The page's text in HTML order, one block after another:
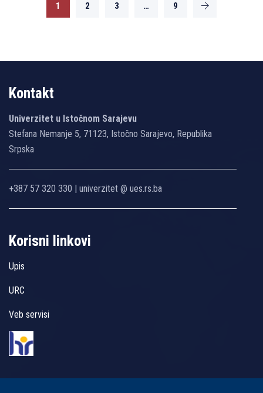
1 2 3 … 9
Kontakt
Univerzitet u Istočnom Sarajevu
Stefana Nemanje 5, 71123, Istočno Sarajevo, Republika
Srpska
+387 57 320 330 | univerzitet @ ues.rs.ba
Korisni linkovi
Upis
URC
Veb servisi